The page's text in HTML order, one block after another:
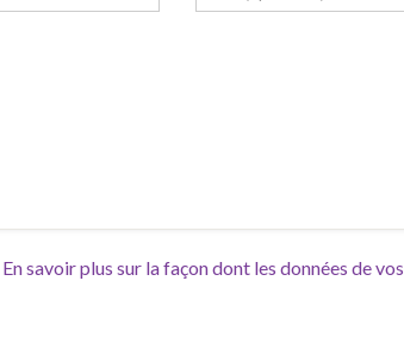
En savoir plus sur la façon dont les données de vos